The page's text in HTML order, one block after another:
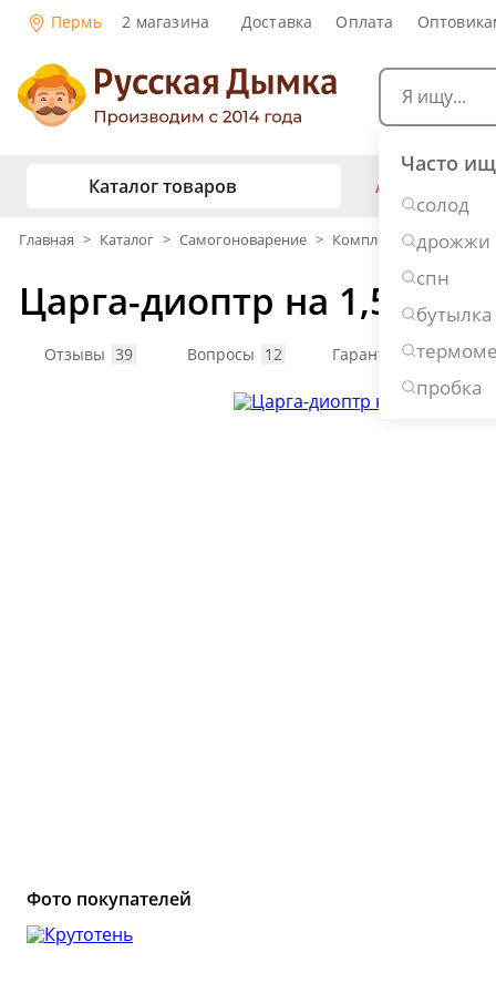
Пермь 2 магазина Доставка Оплата
Часто
солод
дрожжи
спн
бутылка
пробка
Каталог товаров
Копчение и колбасы
Консервирование
Дубовые бочки и кадки
АКЦИИ
Виски
Ром
Наливки
Главная > Каталог > Самогоноварение > Комплектующие >
Царга-диоптр на 1,5
Отзывы 39 Вопросы 12 Гарантия: 1 год
Фото покупателей